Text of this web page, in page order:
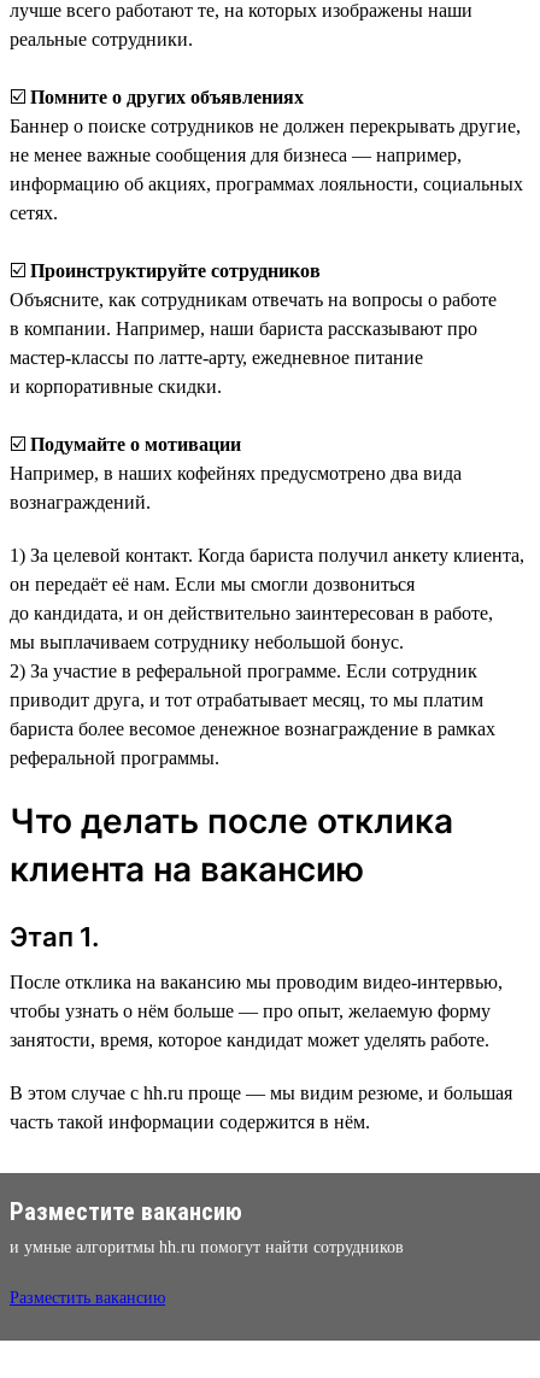
лучше всего работают те, на которых изображены наши
реальные сотрудники.
☑️ Помните о других объявлениях
Баннер о поиске сотрудников не должен перекрывать другие,
не менее важные сообщения для бизнеса — например,
информацию об акциях, программах лояльности, социальных
сетях.
☑️ Проинструктируйте сотрудников
Объясните, как сотрудникам отвечать на вопросы о работе
в компании. Например, наши бариста рассказывают про
мастер-классы по латте-арту, ежедневное питание
и корпоративные скидки.
☑️ Подумайте о мотивации
Например, в наших кофейнях предусмотрено два вида
вознаграждений.
1) За целевой контакт. Когда бариста получил анкету клиента,
он передаёт её нам. Если мы смогли дозвониться
до кандидата, и он действительно заинтересован в работе,
мы выплачиваем сотруднику небольшой бонус.
2) За участие в реферальной программе. Если сотрудник
приводит друга, и тот отрабатывает месяц, то мы платим
бариста более весомое денежное вознаграждение в рамках
реферальной программы.
Что делать после отклика
клиента на вакансию
Этап 1.
После отклика на вакансию мы проводим видео-интервью,
чтобы узнать о нём больше — про опыт, желаемую форму
занятости, время, которое кандидат может уделять работе.
В этом случае с hh.ru проще — мы видим резюме, и большая
часть такой информации содержится в нём.
Разместите вакансию
и умные алгоритмы hh.ru помогут найти сотрудников
Разместить вакансию